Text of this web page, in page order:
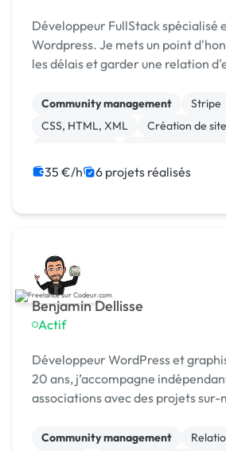
Développeur FullStack spécialisé
Wordpress. Je mets un point
les délais et garder une relation
Community management Stripe
CSS, HTML, XML
Création de
Site clé en main
Charte graphique
35 €/h 6 projets réalisés
Benjamin Dellisse
Actif
Développeur WordPress et
20 ans, j’accompagne
associations avec des projets
Community management